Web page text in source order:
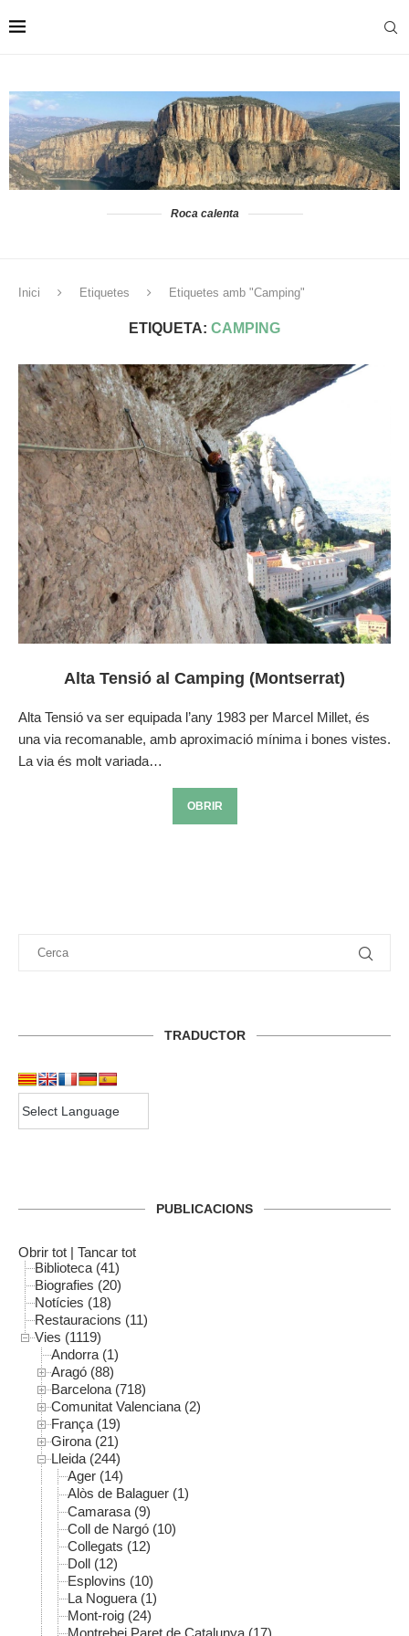
Roca calenta
Inici Etiquetes Etiquetes amb "Camping"
ETIQUETA: CAMPING
Alta Tensió al Camping (Montserrat)
Alta Tensió va ser equipada l’any 1983 per Marcel Millet, és
una via recomanable, amb aproximació mínima i bones vistes.
La via és molt variada…
OBRIR
TRADUCTOR
PUBLICACIONS
Obrir tot | Tancar tot
Biblioteca (41)
Biografies (20)
Notícies (18)
Restauracions (11)
Vies (1119)
Andorra (1)
Aragó (88)
Barcelona (718)
Comunitat Valenciana (2)
França (19)
Girona (21)
Lleida (244)
Ager (14)
Alòs de Balaguer (1)
Camarasa (9)
Coll de Nargó (10)
Collegats (12)
Doll (12)
Esplovins (10)
La Noguera (1)
Mont-roig (24)
Montrebei Paret de Catalunya (17)